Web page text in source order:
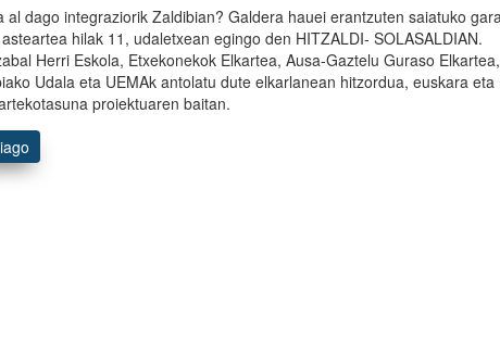
al dago integraziorik Zaldibian? Galdera hauei erantzuten saiatuko
hilak 11, udaletxean egingo den HITZALDI- SOLASALDIAN.
Herri Eskola, Etxekonekok Elkartea, Ausa-Gaztelu Guraso Elkartea,
Udala eta UEMAk antolatu dute elkarlanean hitzordua, euskara eta
proiektuaren baitan.